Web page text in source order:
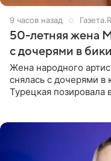
9 часов назад
50-летняя жена
с дочерями в
Жена народного
снялась с дочерями в
Турецкая